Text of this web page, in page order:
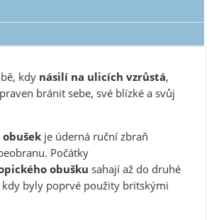
kdy násilí na ulicích vzrůstá,
bránit sebe, své blízké a svůj
je úderná ruční zbraň
Počátky
obušku sahají až do druhé
byly poprvé použity britskými